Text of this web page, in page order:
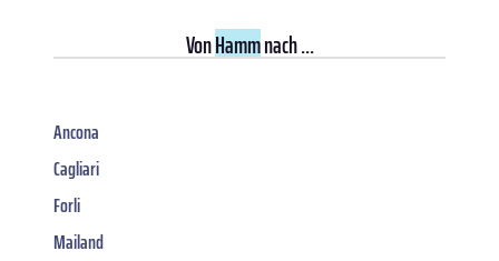
VonHammnach ...
Ancona
Cagliari
Forli
Mailand